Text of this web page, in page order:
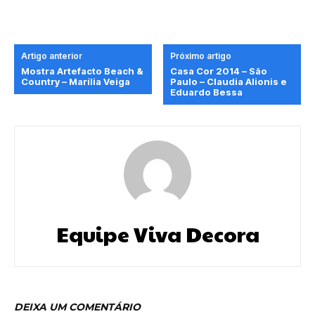
Artigo anterior
Mostra Artefacto Beach &
Country – Marília Veiga
Próximo artigo
Casa Cor 2014 – São
Paulo – Claudia Alionis e
Eduardo Bessa
Equipe Viva Decora
DEIXA UM COMENTÁRIO